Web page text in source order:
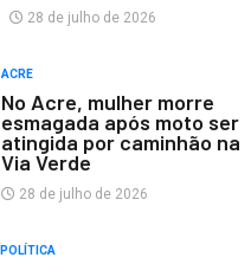
28 de julho de 2026
ACRE
No Acre, mulher morre
esmagada após moto ser
atingida por caminhão na
Via Verde
28 de julho de 2026
POLÍTICA